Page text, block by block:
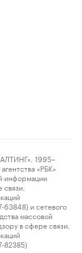
1995–
«РБК»
информации
и сетевого
массовой
в сфере связи,
82385)